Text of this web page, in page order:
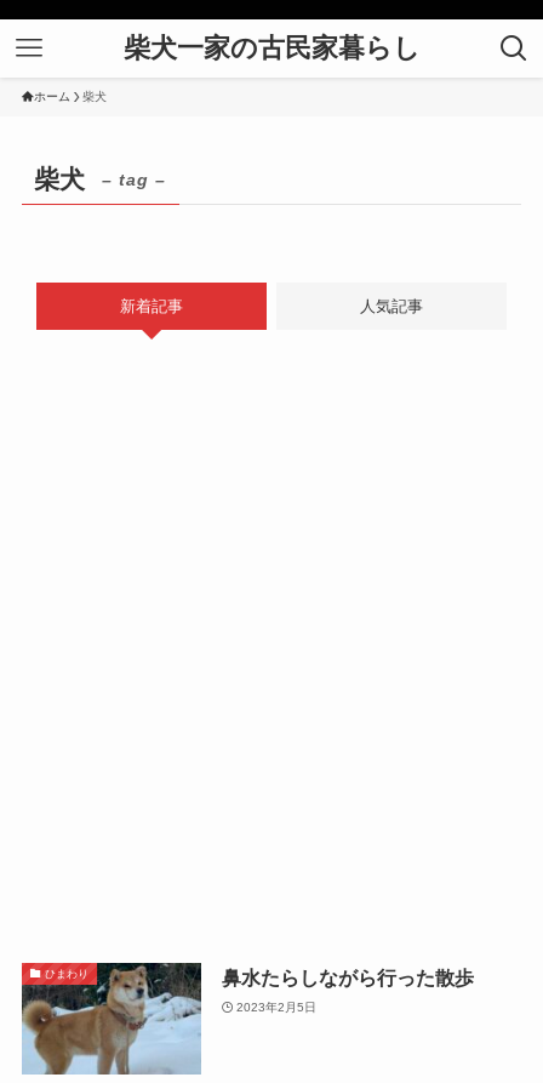
柴犬一家の古民家暮らし
ホーム 柴犬
柴犬 – tag –
新着記事 人気記事
ひまわり 鼻水たらしながら行った散歩
2023年2月5日